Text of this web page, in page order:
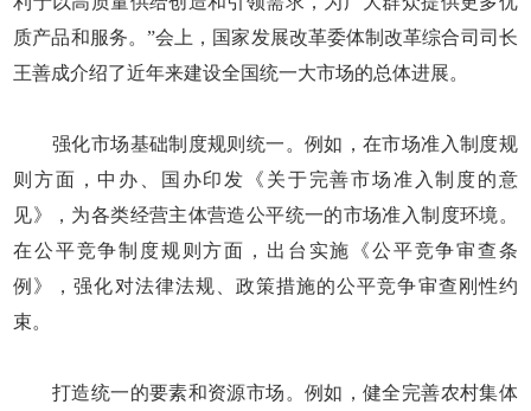
质产品和服务。”会上，国家发展改革委体制改革综合司司长
王善成介绍了近年来建设全国统一大市场的总体进展。
强化市场基础制度规则统一。例如，在市场准入制度规
则方面，中办、国办印发《关于完善市场准入制度的意
见》，为各类经营主体营造公平统一的市场准入制度环境。
在公平竞争制度规则方面，出台实施《公平竞争审查条
例》，强化对法律法规、政策措施的公平竞争审查刚性约
束。
打造统一的要素和资源市场。例如，健全完善农村集体